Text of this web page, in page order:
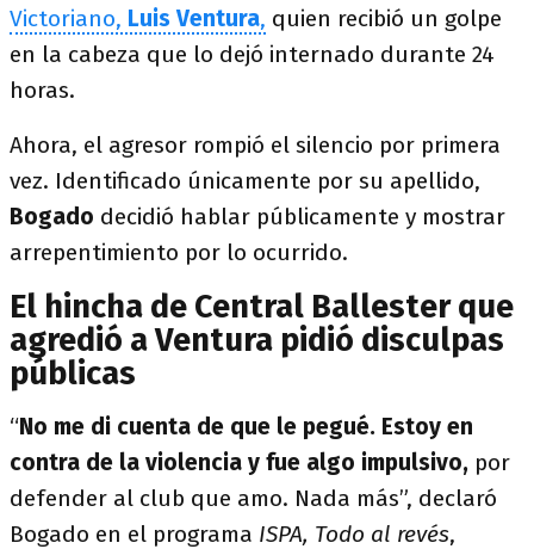
Victoriano, Luis Ventura, quien recibió un golpe
en la cabeza que lo dejó internado durante 24
horas.
Ahora, el agresor rompió el silencio por primera
vez. Identificado únicamente por su apellido,
Bogado decidió hablar públicamente y mostrar
arrepentimiento por lo ocurrido.
El hincha de Central Ballester que
agredió a Ventura pidió disculpas
públicas
“No me di cuenta de que le pegué. Estoy en
contra de la violencia y fue algo impulsivo, por
defender al club que amo. Nada más”, declaró
Bogado en el programa ISPA, Todo al revés,